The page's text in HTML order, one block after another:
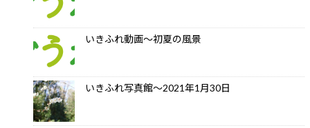
いきふれ動画～初夏の風景
いきふれ写真館～2021年1月30日